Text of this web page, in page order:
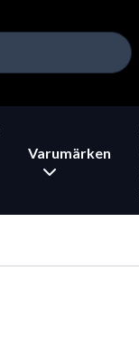
Varumärken